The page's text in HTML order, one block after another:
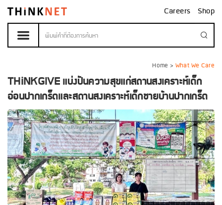
Careers Shop
Home > What We Care
THiNKGIVE แบ่งปันความสุขแก่สถานสงเคราะห์เด็ก
อ่อนปากเกร็ดและสถานสงเคราะห์เด็กชายบ้านปากเกร็ด